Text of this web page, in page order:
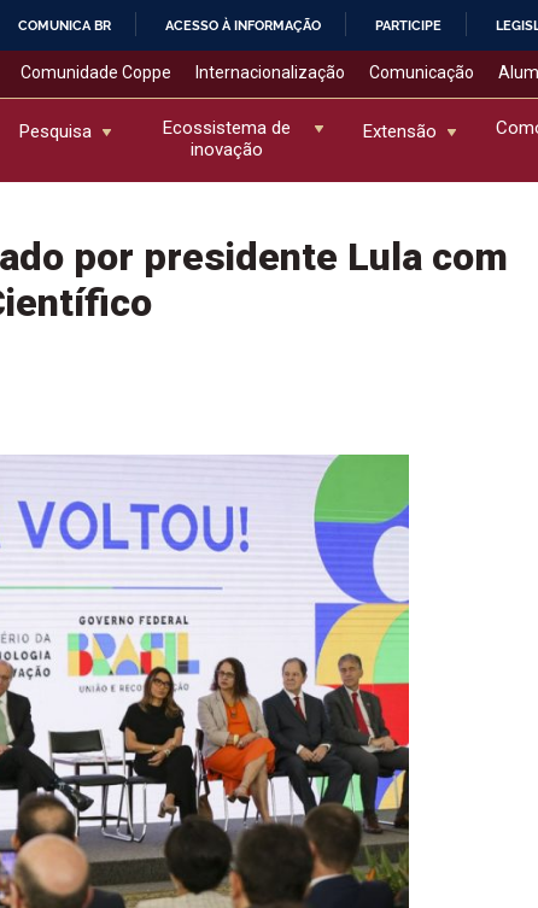
COMUNICA BR ACESSO À INFORMAÇÃO PARTICIPE
Comunidade Coppe Internacionalização Comunicação
Pesquisa
Ecossistema de
inovação
Extensão
por presidente Lula com